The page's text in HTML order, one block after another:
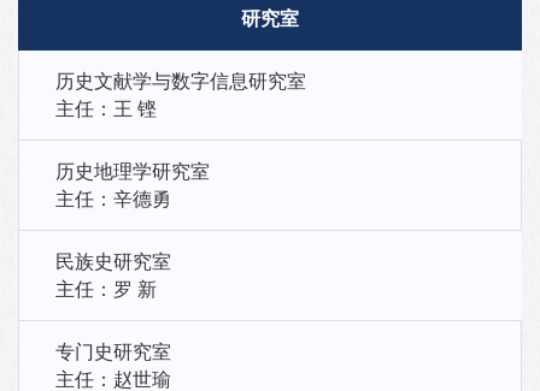
研究室
历史文献学与数字信息研究室
主任：王 铿
历史地理学研究室
主任：辛德勇
民族史研究室
主任：罗 新
专门史研究室
主任：赵世瑜